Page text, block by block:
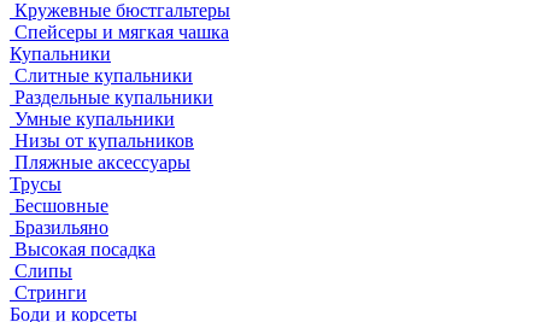
Кружевные бюстгальтеры
Спейсеры и мягкая чашка
Купальники
Слитные купальники
Раздельные купальники
Умные купальники
Низы от купальников
Пляжные аксессуары
Трусы
Бесшовные
Бразильяно
Высокая посадка
Слипы
Стринги
Боди и корсеты